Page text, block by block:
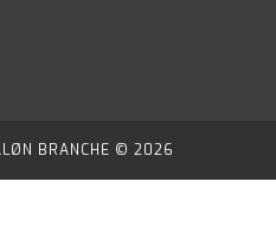
BRANCHE © 2026